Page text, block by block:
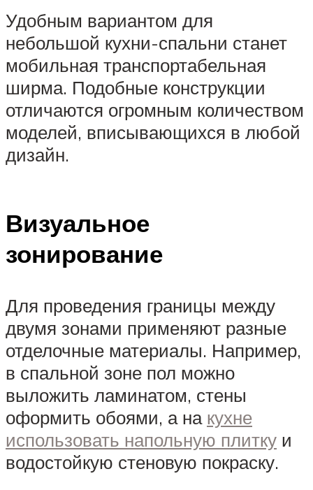
Удобным вариантом для
небольшой кухни-спальни станет
мобильная транспортабельная
ширма. Подобные конструкции
отличаются огромным количеством
моделей, вписывающихся в любой
дизайн.
Визуальное
зонирование
Для проведения границы между
двумя зонами применяют разные
отделочные материалы. Например,
в спальной зоне пол можно
выложить ламинатом, стены
оформить обоями, а на кухне
использовать напольную плитку и
водостойкую стеновую покраску.